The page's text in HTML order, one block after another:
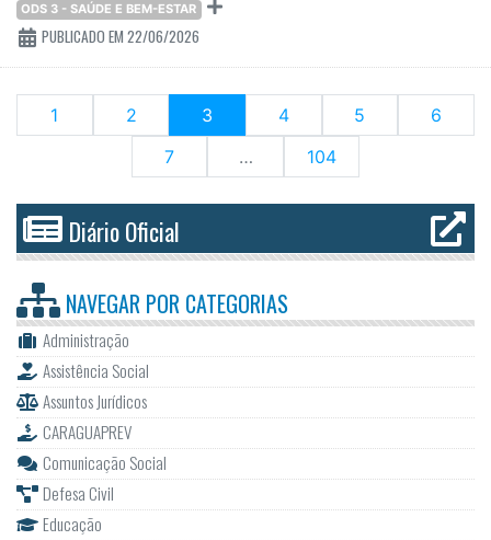
ODS 3 - SAÚDE E BEM-ESTAR
PUBLICADO EM 22/06/2026
1 2 3 (current)4 5
6
7
… 104
Diário Oficial
NAVEGAR POR CATEGORIAS
Administração
Assistência Social
Assuntos Jurídicos
CARAGUAPREV
Comunicação Social
Defesa Civil
Educação